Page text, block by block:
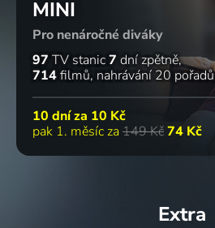
MINI
Pro nenáročné diváky
97 TV stanic7 dní zpětně
714filmů nahrávání 20 pořadů
10 dní za 10 Kč
pak 1. měsíc za 149 Kč74 Kč
Extra